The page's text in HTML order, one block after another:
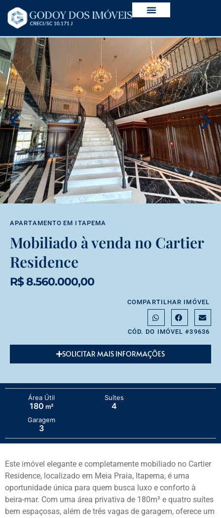
APARTAMENTO EM ITAPEMA
Mobiliado à venda no Cartier
Residence
R$ 8.560.000,00
COMPARTILHAR IMÓVEL
CÓD. DO IMÓVEL #39636
SOLICITAR MAIS INFORMAÇÕES
Área Útil
180 m²
Suítes
4
Garagem
3
Este imóvel elegante e completamente mobiliado no Cartier
Residence, localizado em Meia Praia, Itapema, é uma
oportunidade única para quem busca luxo e conforto à
beira-mar. Com uma área privativa de 180m² e quatro suítes
bem espaçosas, além de três vagas de garagem, oferece um